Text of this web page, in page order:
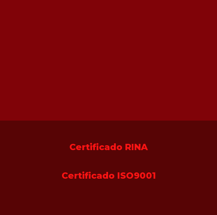
Certificado RINA
Certificado ISO9001